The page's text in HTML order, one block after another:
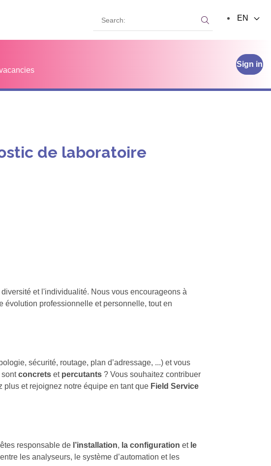
Sign in
Search:
EN
de laboratoire
et l'individualité. Nous vous encourageons à
évolution professionnelle et personnelle, tout en
sécurité, routage, plan d’adressage, ...) et vous
sontconcrets etpercutants ? Vous souhaitez contribuer
plus et rejoignez notre équipe en tant que Field Service
responsable de l’installation, la configuration et le
les analyseurs, le système d’automation et les